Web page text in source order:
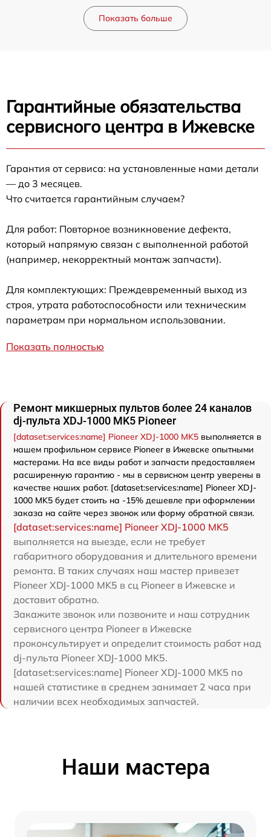
Показать больше
Гарантийные обязательства
сервисного центра в Ижевске
Гарантия от сервиса: на установленные нами детали
— до 3 месяцев.
Что считается гарантийным случаем?
Для работ: Повторное возникновение дефекта,
который напрямую связан с выполненной работой
(например, некорректный монтаж запчасти).
Для комплектующих: Преждевременный выход из
строя, утрата работоспособности или техническим
параметрам при нормальном использовании.
Показать полностью
Ремонт микшерных пультов более 24 каналов
dj-пульта XDJ-1000 MK5 Pioneer
[dataset:services:name] Pioneer XDJ-1000 MK5 выполняется в
нашем профильном сервисе Pioneer в Ижевске опытными
мастерами. На все виды работ и запчасти предоставляем
расширенную гарантию - мы в сервисном центр уверены в
качестве наших работ. [dataset:services:name] Pioneer XDJ-
1000 MK5 будет стоить на -15% дешевле при оформлении
заказа на сайте через звонок или форму обратной связи.
[dataset:services:name] Pioneer XDJ-1000 MK5
выполняется на выезде, если не требует
габаритного оборудования и длительного времени
ремонта. В таких случаях наш мастер привезет
Pioneer XDJ-1000 MK5 в сц Pioneer в Ижевске и
доставит обратно.
Закажите звонок или позвоните и наш сотрудник
сервисного центра Pioneer в Ижевске
проконсультирует и определит стоимость работ над
dj-пульта Pioneer XDJ-1000 MK5.
[dataset:services:name] Pioneer XDJ-1000 MK5 по
нашей статистике в среднем занимает 2 часа при
наличии всех необходимых запчастей.
Наши мастера